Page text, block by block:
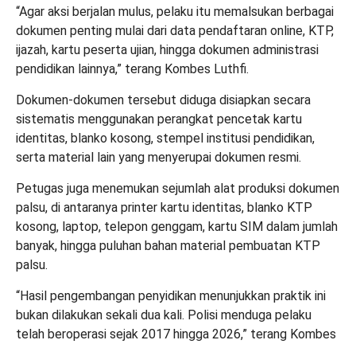
“Agar aksi berjalan mulus, pelaku itu memalsukan berbagai
dokumen penting mulai dari data pendaftaran online, KTP,
ijazah, kartu peserta ujian, hingga dokumen administrasi
pendidikan lainnya,” terang Kombes Luthfi.
Dokumen-dokumen tersebut diduga disiapkan secara
sistematis menggunakan perangkat pencetak kartu
identitas, blanko kosong, stempel institusi pendidikan,
serta material lain yang menyerupai dokumen resmi.
Petugas juga menemukan sejumlah alat produksi dokumen
palsu, di antaranya printer kartu identitas, blanko KTP
kosong, laptop, telepon genggam, kartu SIM dalam jumlah
banyak, hingga puluhan bahan material pembuatan KTP
palsu.
“Hasil pengembangan penyidikan menunjukkan praktik ini
bukan dilakukan sekali dua kali. Polisi menduga pelaku
telah beroperasi sejak 2017 hingga 2026,” terang Kombes